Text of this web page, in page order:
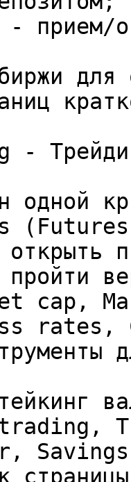
- прием/
для
-
одной
пройти
cap,
rates,